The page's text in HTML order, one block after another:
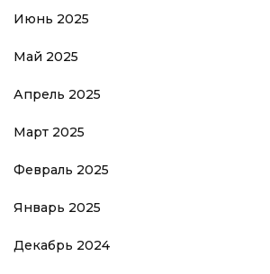
Июнь 2025
Май 2025
Апрель 2025
Март 2025
Февраль 2025
Январь 2025
Декабрь 2024